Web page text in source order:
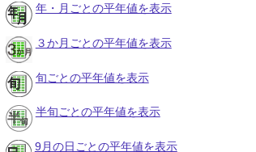
年・月ごとの平年値を表示
３か月ごとの平年値を表示
旬ごとの平年値を表示
半旬ごとの平年値を表示
9月の日ごとの平年値を表示